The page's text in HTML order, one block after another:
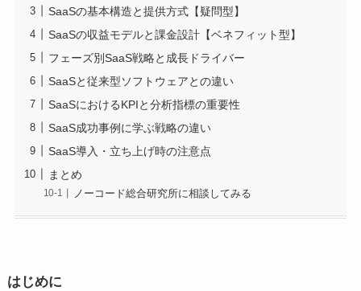
SaaSの基本構造と提供方式【疑問型】
SaaSの収益モデルと課金設計【ベネフィット型】
フェーズ別SaaS戦略と成長ドライバー
SaaSと従来型ソフトウェアとの違い
SaaSにおけるKPIと分析指標の重要性
SaaS成功事例に学ぶ戦略の違い
SaaS導入・立ち上げ時の注意点
まとめ
ノーコード総合研究所に相談してみる
はじめに